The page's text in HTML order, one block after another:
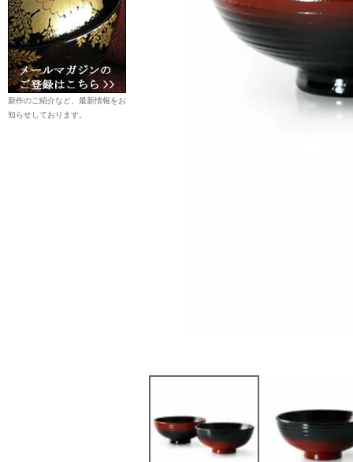
新作のご紹介など、最新情報をお
知らせしております。